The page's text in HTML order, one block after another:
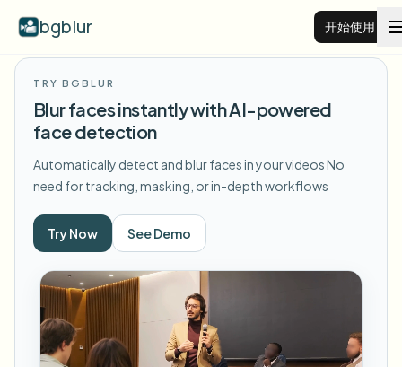
bgblur 开始使用
示例
浏览完整示例库
模糊人脸
功能
View all features
Browse every blur tool in one place
企业
TRY BGBLUR
Blur faces instantly with AI-powered
face detection
Automatically detect and blur faces in your videosNo
need for tracking, masking, or in-depth workflows
Try Now See Demo